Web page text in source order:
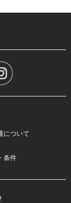
について
条件